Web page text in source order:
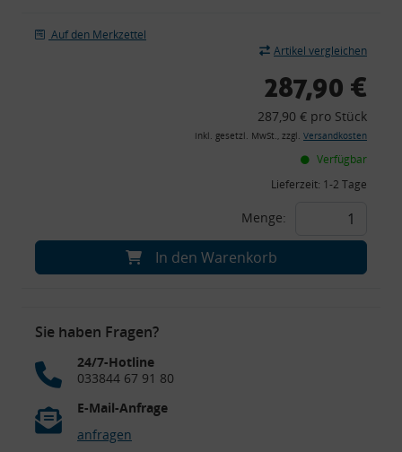
Auf den Merkzettel
Artikel vergleichen
287,90 €
287,90 € pro Stück
inkl. gesetzl. MwSt., zzgl. Versandkosten
Verfügbar
Lieferzeit: 1-2 Tage
Menge:
In den Warenkorb
Sie haben Fragen?
24/7-Hotline
033844 67 91 80
E-Mail-Anfrage
anfragen